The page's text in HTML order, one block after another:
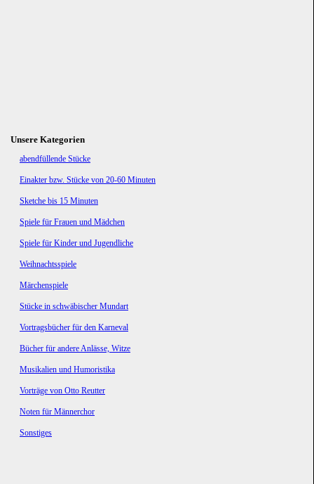
Unsere Kategorien
Navigation
abendfüllende Stücke
Einakter bzw. Stücke von 20-60 Minuten
Sketche bis 15 Minuten
Spiele für Frauen und Mädchen
Spiele für Kinder und Jugendliche
Weihnachtsspiele
Märchenspiele
Stücke in schwäbischer Mundart
Vortragsbücher für den Karneval
Bücher für andere Anlässe, Witze
Musikalien und Humoristika
Vorträge von Otto Reutter
Noten für Männerchor
Sonstiges